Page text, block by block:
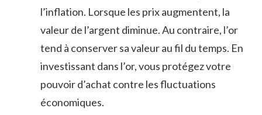
l’inflation. ⁤Lorsque les prix augmentent, la
valeur de l’argent diminue. Au contraire, ​l’or
tend à⁢ conserver sa valeur au ⁣fil du temps. En
investissant⁢ dans l’or, vous protégez votre
pouvoir d’achat⁣ contre les fluctuations
économiques.